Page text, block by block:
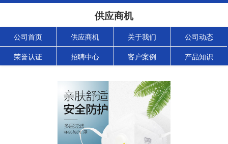
供应商机
公司首页 供应商机 关于我们 公司动态
荣誉认证 招聘中心 客户案例 产品知识